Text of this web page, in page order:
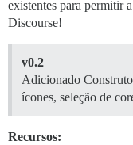
existentes para permitir
Discourse!
v0.2
Adicionado
ícones, seleção de
Recursos: